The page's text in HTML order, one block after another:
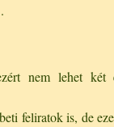
nem lehet két
feliratok is, de